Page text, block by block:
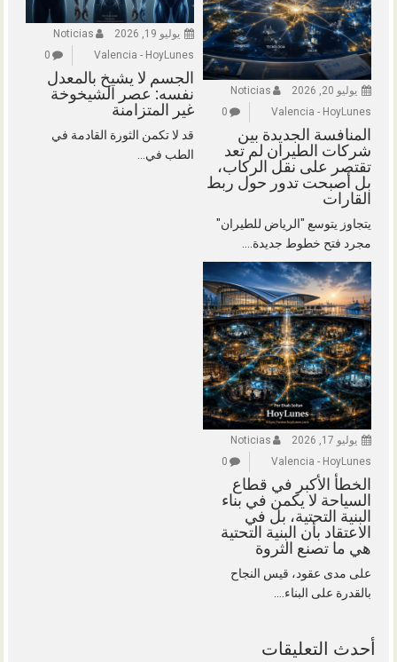
يوليو 20, 2026
Noticias
Valencia - HoyLunes
0
المنافسة الجديدة بين
شركات الطيران لم تعد
تقتصر على نقل الركاب،
بل أصبحت تدور حول ربط
القارات
يتجاوز يتوسع "الرياض للطيران"
مجرد فتح خطوط جديدة....
يوليو 19, 2026
Noticias
Valencia - HoyLunes
0
الجسم لا يشيخ بالمعدل
نفسه: عصر الشيخوخة
غير المتزامنة
قد لا تكمن الثورة القادمة في
الطب في...
يوليو 17, 2026
Noticias
Valencia - HoyLunes
0
الخطأ الأكبر في قطاع
السياحة لا يكمن في بناء
البنية التحتية، بل في
الاعتقاد بأن البنية التحتية
هي ما تصنع الثروة
على مدى عقود، قيس النجاح
بالقدرة على البناء....
أحدث التعليقات